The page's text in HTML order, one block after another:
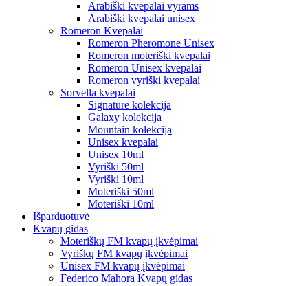
Arabiški kvepalai vyrams
Arabiški kvepalai unisex
Romeron Kvepalai
Romeron Pheromone Unisex
Romeron moteriški kvepalai
Romeron Unisex kvepalai
Romeron vyriški kvepalai
Sorvella kvepalai
Signature kolekcija
Galaxy kolekcija
Mountain kolekcija
Unisex kvepalai
Unisex 10ml
Vyriški 50ml
Vyriški 10ml
Moteriški 50ml
Moteriški 10ml
Išparduotuvė
Kvapų gidas
Moteriškų FM kvapų įkvėpimai
Vyriškų FM kvapų įkvėpimai
Unisex FM kvapų įkvėpimai
Federico Mahora Kvapų gidas